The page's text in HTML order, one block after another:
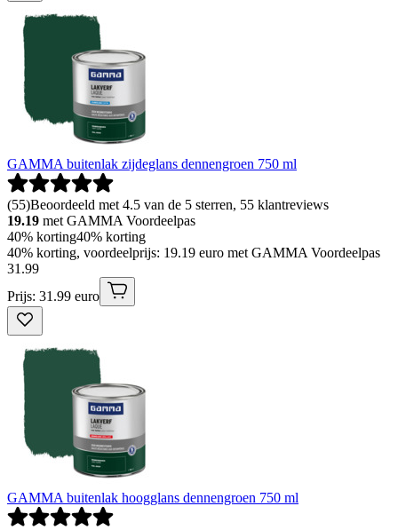
GAMMA buitenlak zijdeglans dennengroen 750 ml
(55)Beoordeeld met 4.5 van de 5 sterren, 55 klantreviews
19.19 met GAMMA Voordeelpas
40% korting40% korting
40% korting, voordeelprijs: 19.19 euro met GAMMA Voordeelpas
31.99
Prijs: 31.99 euro
GAMMA buitenlak hoogglans dennengroen 750 ml